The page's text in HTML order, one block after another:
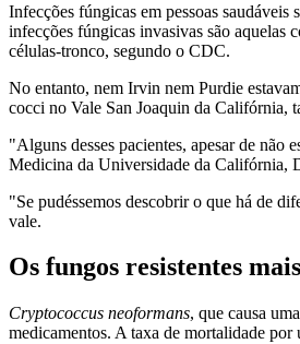
Infecções fúngicas em pessoas
infecções fúngicas invasivas são aquelas
células-tronco, segundo o CDC.
No entanto, nem Irvin nem Purdie
cocci no Vale San Joaquin da Califórnia,
"Alguns desses pacientes, apesar de não
Medicina da Universidade da Califórnia,
"Se pudéssemos descobrir o que há de
vale.
Os fungos resistentes
Cryptococcus neoformans, que causa
medicamentos. A taxa de mortalidade por